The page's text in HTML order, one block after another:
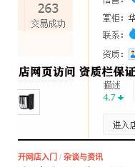
开网店入门 / 杂谈与资讯